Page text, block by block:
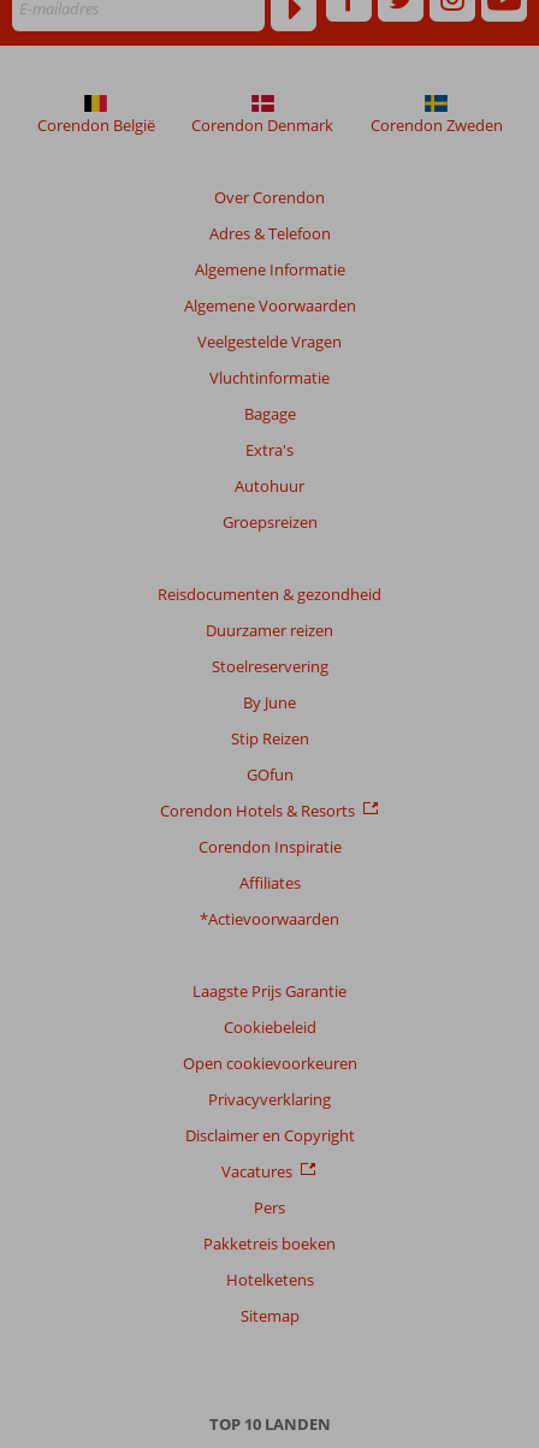
meer
om
de
Over Corendon
Adres & Telefoon
Algemene Informatie
Algemene Voorwaarden
Veelgestelde Vragen
Vluchtinformatie
Bagage
Extra's
Autohuur
Groepsreizen
Reisdocumenten & gezondheid
Duurzamer reizen
Stoelreservering
By June
Stip Reizen
GOfun
Corendon Hotels & Resorts
Corendon Inspiratie
Affiliates
*Actievoorwaarden
Laagste Prijs Garantie
Cookiebeleid
Open cookievoorkeuren
Privacyverklaring
Disclaimer en Copyright
Vacatures
Pers
Pakketreis boeken
Hotelketens
Sitemap
Corendon België Corendon Denmark Corendon Zweden
TOP 10 LANDEN